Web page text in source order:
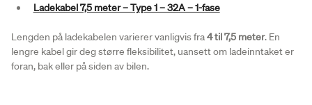
Ladekabel 7,5 meter – Type 1 – 32A – 1-fase
Lengden på ladekabelen varierer vanligvis fra4 til 7,5 meter. En
lengre kabel gir deg større fleksibilitet, uansett om ladeinntaket er
foran, bak eller på siden av bilen.